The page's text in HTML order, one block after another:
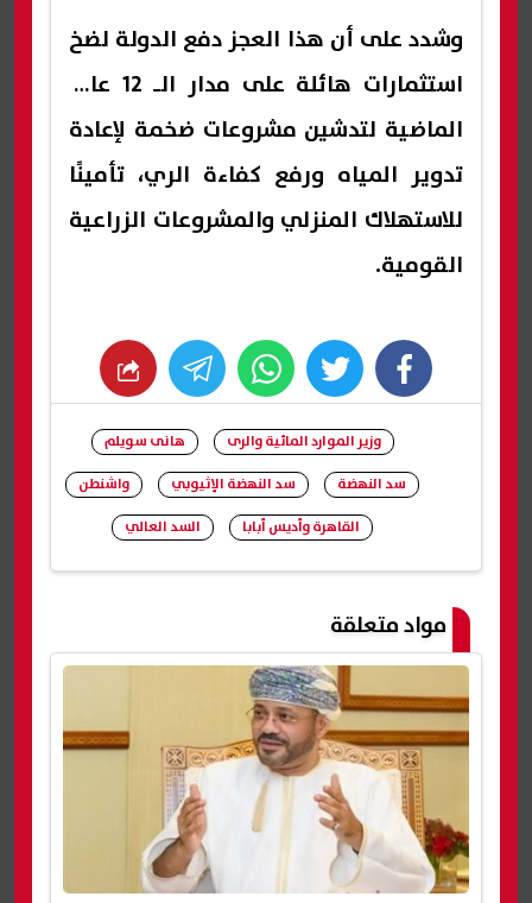
وشدد على أن هذا العجز دفع الدولة لضخ
استثمارات هائلة على مدار الـ 12 عامًا
الماضية لتدشين مشروعات ضخمة لإعادة
تدوير المياه ورفع كفاءة الري، تأمينًا
للاستهلاك المنزلي والمشروعات الزراعية
القومية.
facebook
twitter
whats
شارك
وزير الموارد المائية والرى
هانى سويلم
سد النهضة
سد النهضة الإثيوبي
واشنطن
القاهرة وأديس أبابا
السد العالي
مواد متعلقة